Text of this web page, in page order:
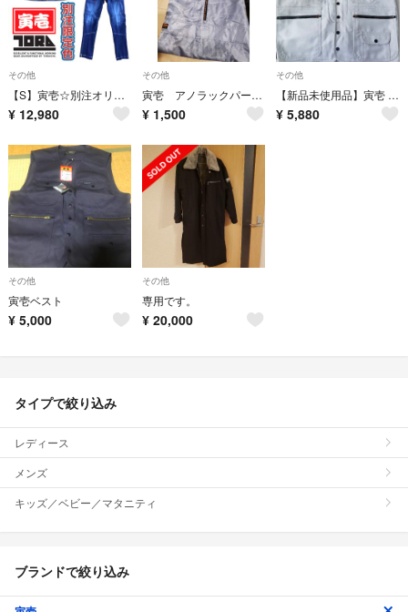
その他
【S】寅壱☆別注オリジナル限定カラー上下セット☆
¥ 12,980
その他
寅壱 アノラックパーカー グレー
¥ 1,500
その他
【新品未使用品】寅壱 ベスト ★今なら送料無料！★
¥ 5,880
その他
寅壱ベスト
¥ 5,000
その他
専用です。
¥ 20,000
タイプで絞り込み
レディース
メンズ
キッズ／ベビー／マタニティ
ブランドで絞り込み